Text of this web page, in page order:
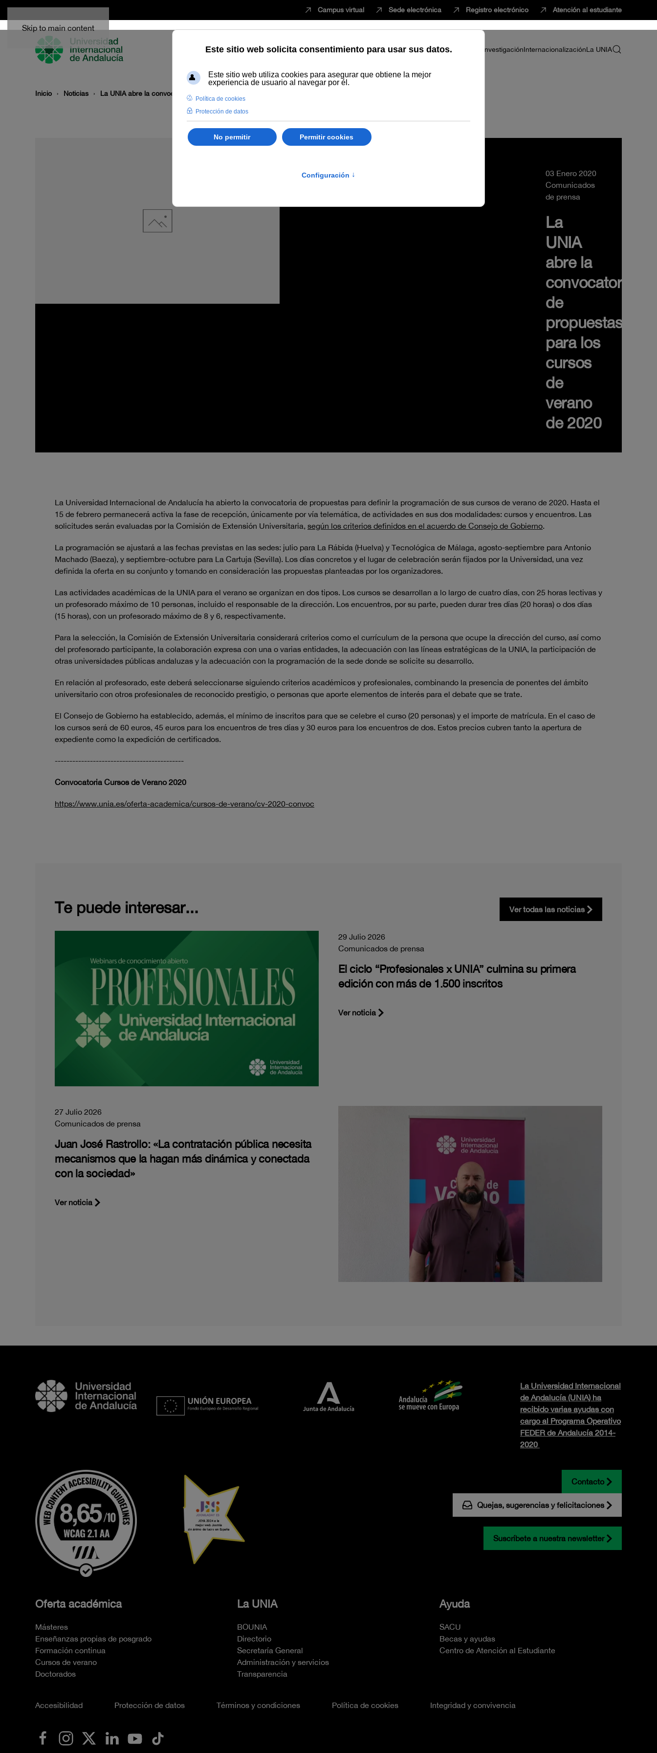
Skip to main content
Campus virtual Sede electrónica Registro electrónico Atención al estudiante
EstudiarInnovaciónVida universitariaProfesorado InvestigaciónInternacionalizaciónLa UNIA
Inicio Noticias La UNIA abre la convocatoria de propuestas para los cursos de verano de 2020
03 Enero 2020
Comunicados
de prensa
La
UNIA
abre la
convocatoria
de
propuestas
para los
cursos
de
verano
de 2020
La Universidad Internacional de Andalucía ha abierto la convocatoria de propuestas para definir la programación de sus cursos de verano de 2020. Hasta el
15 de febrero permanecerá activa la fase de recepción, únicamente por vía telemática, de actividades en sus dos modalidades: cursos y encuentros. Las
solicitudes serán evaluadas por la Comisión de Extensión Universitaria, según los criterios definidos en el acuerdo de Consejo de Gobierno.
La programación se ajustará a las fechas previstas en las sedes: julio para La Rábida (Huelva) y Tecnológica de Málaga, agosto-septiembre para Antonio
Machado (Baeza), y septiembre-octubre para La Cartuja (Sevilla). Los días concretos y el lugar de celebración serán fijados por la Universidad, una vez
definida la oferta en su conjunto y tomando en consideración las propuestas planteadas por los organizadores.
Las actividades académicas de la UNIA para el verano se organizan en dos tipos. Los cursos se desarrollan a lo largo de cuatro días, con 25 horas lectivas y
un profesorado máximo de 10 personas, incluido el responsable de la dirección. Los encuentros, por su parte, pueden durar tres días (20 horas) o dos días
(15 horas), con un profesorado máximo de 8 y 6, respectivamente.
Para la selección, la Comisión de Extensión Universitaria considerará criterios como el currículum de la persona que ocupe la dirección del curso, así como
del profesorado participante, la colaboración expresa con una o varias entidades, la adecuación con las líneas estratégicas de la UNIA, la participación de
otras universidades públicas andaluzas y la adecuación con la programación de la sede donde se solicite su desarrollo.
En relación al profesorado, este deberá seleccionarse siguiendo criterios académicos y profesionales, combinando la presencia de ponentes del ámbito
universitario con otros profesionales de reconocido prestigio, o personas que aporte elementos de interés para el debate que se trate.
El Consejo de Gobierno ha establecido, además, el mínimo de inscritos para que se celebre el curso (20 personas) y el importe de matrícula. En el caso de
los cursos será de 60 euros, 45 euros para los encuentros de tres días y 30 euros para los encuentros de dos. Estos precios cubren tanto la apertura de
expediente como la expedición de certificados.
--------------------------------------------
Convocatoria Cursos de Verano 2020
https://www.unia.es/oferta-academica/cursos-de-verano/cv-2020-convoc
Te puede interesar... Ver todas las noticias
29 Julio 2026
Comunicados de prensa
El ciclo “Profesionales x UNIA” culmina su primera
edición con más de 1.500 inscritos
Ver noticia
27 Julio 2026
Comunicados de prensa
Juan José Rastrollo: «La contratación pública necesita
mecanismos que la hagan más dinámica y conectada
con la sociedad»
Ver noticia
La Universidad Internacional
de Andalucía (UNIA) ha
recibido varias ayudas con
cargo al Programa Operativo
FEDER de Andalucía 2014-
2020
Contacto
Quejas, sugerencias y felicitaciones
Suscríbete a nuestra newsletter
Oferta académica
Másteres
Enseñanzas propias de posgrado
Formación continua
Cursos de verano
Doctorados
La UNIA
BOUNIA
Directorio
Secretaría General
Administración y servicios
Transparencia
Ayuda
SACU
Becas y ayudas
Centro de Atención al Estudiante
Accesibilidad Protección de datos Términos y condiciones Política de cookies Integridad y convivencia